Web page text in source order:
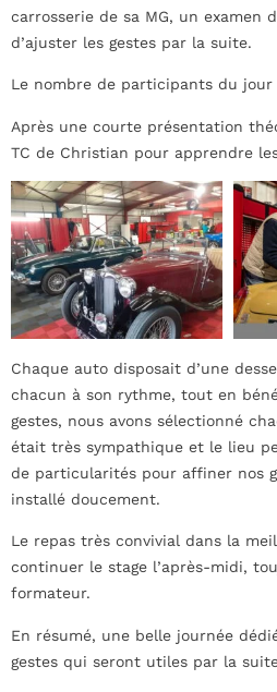
carrosserie de sa MG, un examen
d’ajuster les gestes par la suite.
Le nombre de participants du
Après une courte présentation
TC de Christian pour apprendre
Chaque auto disposait d’une
chacun à son rythme, tout en
gestes, nous avons sélectionné
était très sympathique et le lieu
de particularités pour affiner nos
installé doucement.
Le repas très convivial dans la
continuer le stage l’après-midi,
formateur.
En résumé, une belle journée
gestes qui seront utiles par la